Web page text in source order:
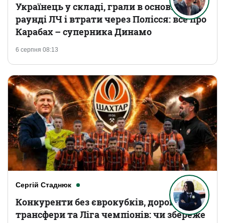
6 серпня 08:13
Українець у складі, грали в основному
раунді ЛЧ і втрати через Полісся: все про
Карабах – суперника Динамо
Сергій Стаднюк
Конкуренти без єврокубків, дорогі
трансфери та Ліга чемпіонів: чи збереже